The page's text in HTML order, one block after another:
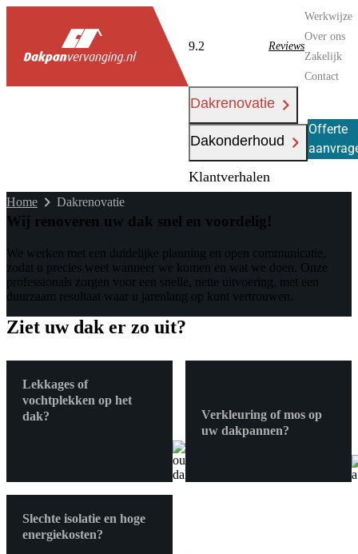
9.2 Reviews
Werkwijze
Over ons
Zakelijk
Contact
Dakrenovatie
Dakonderhoud
Klantverhalen
Offerte
Home Dakrenovatie
Wij renoveren uw dak snel en voordelig!
We werken met een duidelijke planning en open communicatie,
zodat u precies weet wanneer we komen en wat we doen. Onze
professionals zorgen voor een snelle, nette uitvoering, met een
duurzaam resultaat waar u jarenlang op kunt vertrouwen.
Ziet uw dak er zo uit?
Lekkages of
vochtplekken op het
dak?
Verkleuring of mos op
uw dakpannen?
Slechte isolatie en hoge
energiekosten?